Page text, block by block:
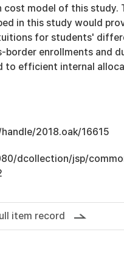
model of this study.
in this study would
for students'
enrollments and
to efficient internal
2018.oak/16615
dcollection/jsp/
item record